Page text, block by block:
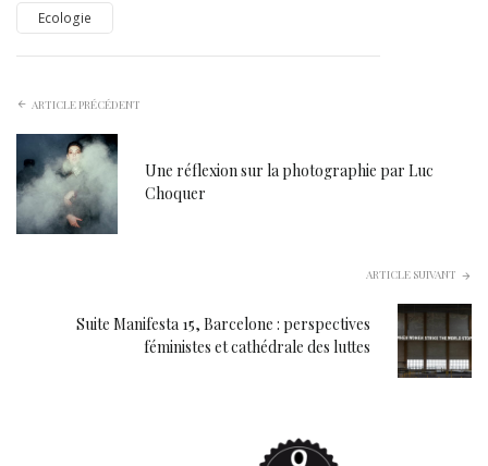
Ecologie
ARTICLE PRÉCÉDENT
Une réflexion sur la photographie par Luc
Choquer
ARTICLE SUIVANT
Suite Manifesta 15, Barcelone : perspectives
féministes et cathédrale des luttes